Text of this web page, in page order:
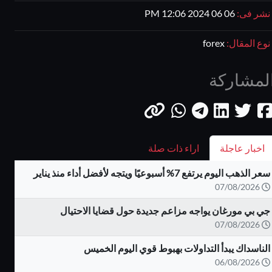
نشر فى:
نوع المقال:
اخبار عاجلة اراء ذات صلة
سعر الذهب اليوم يرتفع 7% أسبوعيًا ويتجه لأفضل أداء منذ يناير
07/08/2026
جي بي مورغان يواجه مزاعم جديدة حول قضايا الاحتيال
07/08/2026
الناسداك يبدأ التداولات بهبوط قوي اليوم الخميس
06/08/2026